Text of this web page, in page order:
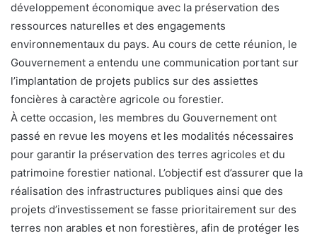
développement économique avec la préservation des
ressources naturelles et des engagements
environnementaux du pays. Au cours de cette réunion, le
Gouvernement a entendu une communication portant sur
l’implantation de projets publics sur des assiettes
foncières à caractère agricole ou forestier.
À cette occasion, les membres du Gouvernement ont
passé en revue les moyens et les modalités nécessaires
pour garantir la préservation des terres agricoles et du
patrimoine forestier national. L’objectif est d’assurer que la
réalisation des infrastructures publiques ainsi que des
projets d’investissement se fasse prioritairement sur des
terres non arables et non forestières, afin de protéger les